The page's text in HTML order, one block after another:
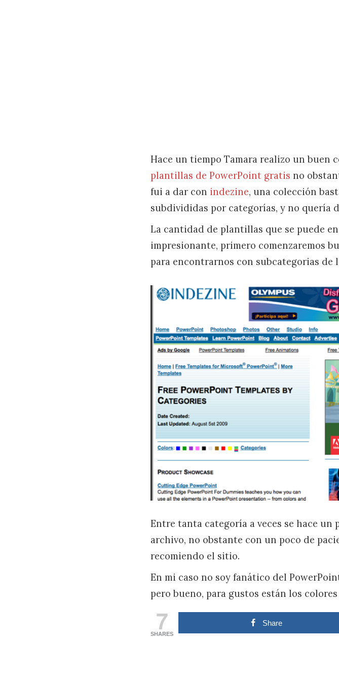
Hace un tiempo Tamara realizo un buen
plantillas de PowerPoint gratis no
fui a dar con indezine, una colección
subdivididas por categorías, y no quería
La cantidad de plantillas que se puede
impresionante, primero comenzaremos
para encontrarnos con subcategorias de
Entre tanta categoría a veces se hace
archivo, no obstante con un poco de
recomiendo el sitio.
En mi caso no soy fanático del
pero bueno, para gustos están los colores
7
SHARES
Share